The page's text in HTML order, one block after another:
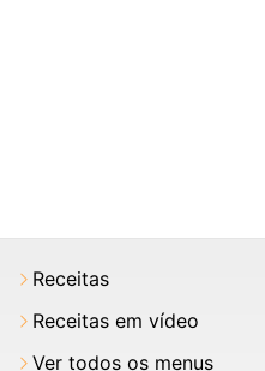
Receitas
Receitas em vídeo
Ver todos os menus